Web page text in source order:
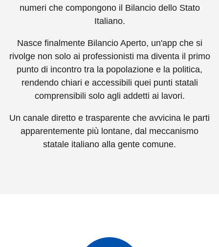
numeri che compongono il Bilancio dello Stato
Italiano.
Nasce finalmente Bilancio Aperto, un'app che si
rivolge non solo ai professionisti ma diventa il primo
punto di incontro tra la popolazione e la politica,
rendendo chiari e accessibili quei punti statali
comprensibili solo agli addetti ai lavori.
Un canale diretto e trasparente che avvicina le parti
apparentemente più lontane, dal meccanismo
statale italiano alla gente comune.
Caratteristiche di "Bilancio